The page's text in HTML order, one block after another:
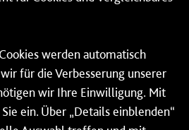
7 und ab 18 Uhr sowie an
ganztags werden Ihre
an ein Callcenter des
werden automatisch
für die Verbesserung unserer
wir Ihre Einwilligung. Mit
ein. Über „Details einblenden“